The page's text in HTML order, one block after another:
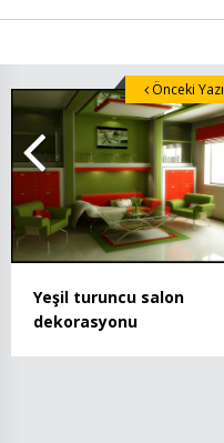
Yeşil turuncu salon
dekorasyonu
Önceki Yazı